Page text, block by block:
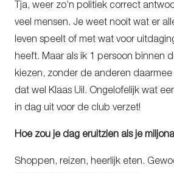
Tja, weer zo’n politiek correct
veel mensen. Je weet nooit wat er
leven speelt of met wat voor
heeft. Maar als ik 1 persoon binnen
kiezen, zonder de anderen
dat wel Klaas Uil. Ongelofelijk wat
in dag uit voor de club verzet!
Hoe zou je dag eruitzien als je
Shoppen, reizen, heerlijk eten.